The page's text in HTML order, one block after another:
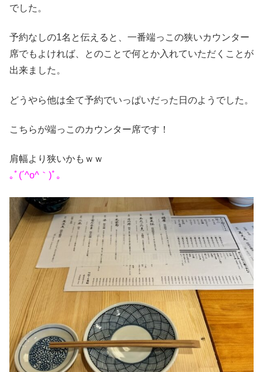
でした。
予約なしの1名と伝えると、一番端っこの狭いカウンター
席でもよければ、とのことで何とか入れていただくことが
出来ました。
どうやら他は全て予約でいっぱいだった日のようでした。
こちらが端っこのカウンター席です！
肩幅より狭いかもｗｗ
｡ﾟ(´^o^｀)ﾟ｡